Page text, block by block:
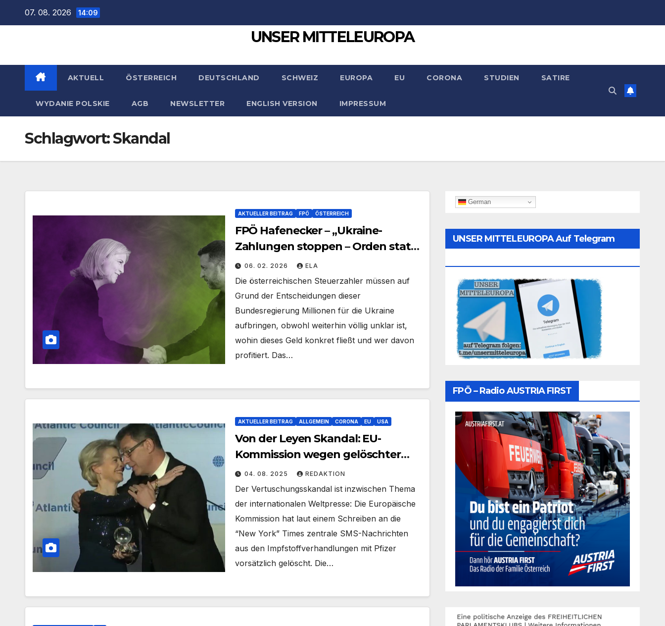
07. 08. 2026 14:09
UNSER MITTELEUROPA
AKTUELL ÖSTERREICH DEUTSCHLAND SCHWEIZ EUROPA EU CORONA STUDIEN SATIRE
WYDANIE POLSKIE AGB NEWSLETTER ENGLISH VERSION IMPRESSUM
Schlagwort:Skandal
AKTUELLER BEITRAG FPÖ ÖSTERREICH
FPÖ Hafenecker – „Ukraine-
Zahlungen stoppen – Orden statt
Transparenz ist ein Skandal“
06. 02. 2026 ELA
Die österreichischen Steuerzahler müssen auf
Grund der Entscheidungen dieser
Bundesregierung Millionen für die Ukraine
aufbringen, obwohl weiterhin völlig unklar ist,
wohin dieses Geld konkret fließt und wer davon
profitiert. Das…
AKTUELLER BEITRAG ALLGEMEIN CORONA EU USA
Von der Leyen Skandal: EU-
Kommission wegen gelöschter
SMS erneut unter Druck
04. 08. 2025 REDAKTION
Der Vertuschungsskandal ist inzwischen Thema
der internationalen Weltpresse: Die Europäische
Kommission hat laut einem Schreiben an die
“New York” Times zentrale SMS-Nachrichten
aus den Impfstoffverhandlungen mit Pfizer
vorsätzlich gelöscht. Die…
German
UNSER MITTELEUROPA Auf Telegram
FPÖ – Radio AUSTRIA FIRST